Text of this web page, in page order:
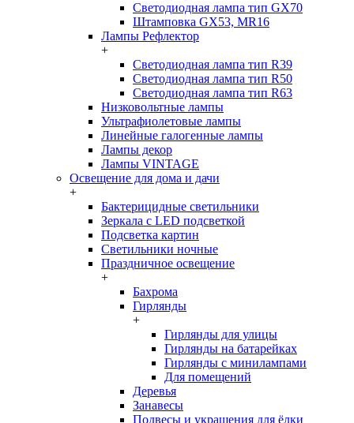
Светодиодная лампа тип GX70
Штамповка GX53, MR16
Лампы Рефлектор
+
Светодиодная лампа тип R39
Светодиодная лампа тип R50
Светодиодная лампа тип R63
Низковольтные лампы
Ультрафиолетовые лампы
Линейные галогенные лампы
Лампы декор
Лампы VINTAGE
Освещение для дома и дачи
+
Бактерицидные светильники
Зеркала с LED подсветкой
Подсветка картин
Светильники ночные
Праздничное освещение
+
Бахрома
Гирлянды
+
Гирлянды для улицы
Гирлянды на батарейках
Гирлянды с минилампами
Для помещений
Деревья
Занавесы
Подвесы и украшения для ёлки